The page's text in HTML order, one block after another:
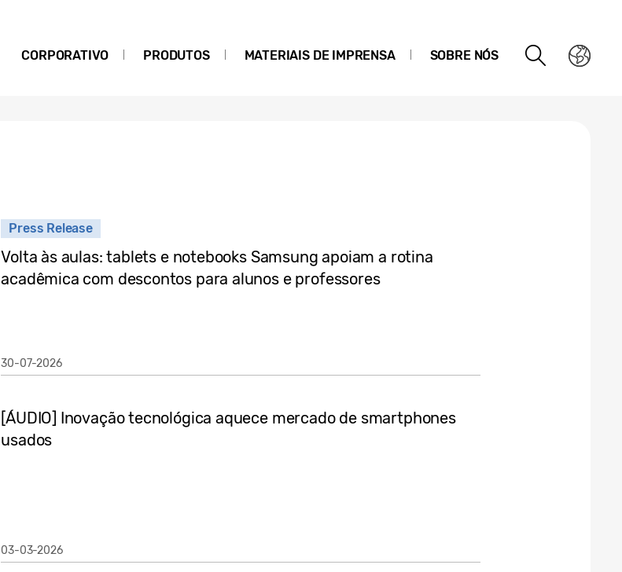
CORPORATIVO PRODUTOS MATERIAIS DE IMPRENSA SOBRE NÓS
Press Release
Volta às aulas: tablets e notebooks Samsung apoiam a rotina
acadêmica com descontos para alunos e professores
30-07-2026
[ÁUDIO] Inovação tecnológica aquece mercado de smartphones
usados
03-03-2026